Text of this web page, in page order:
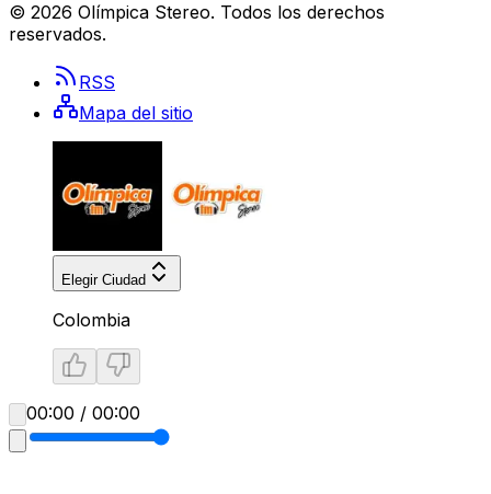
© 2026 Olímpica Stereo. Todos los derechos
reservados.
RSS
Mapa del sitio
Elegir Ciudad
Colombia
00:00 / 00:00